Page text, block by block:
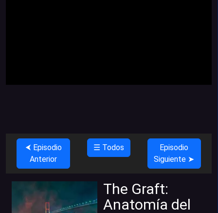
⮜ Episodio
Anterior
☰ Todos
Episodio
Siguiente ➤
The Graft:
Anatomía del